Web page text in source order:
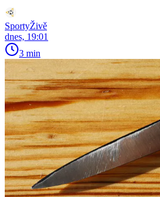
SportyŽivě
dnes, 19:01
3 min